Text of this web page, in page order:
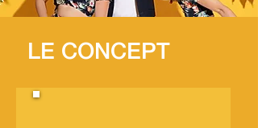
LE CONCEPT